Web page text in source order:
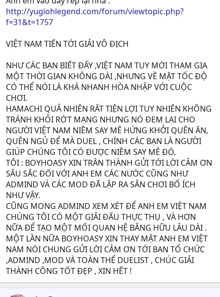
begening i never see this
[15:49:06] << you are chiken
[15:49:08] << ><
[15:49:18] >> play
[15:49:49] << i dont think so
[15:50:14] << because i very strong
[15:50:36] >> yepp to hav epot of greed alway son first
draw that is so strange
[15:51:27] >> boyhoasay u r funny
[15:51:34] << mabe
[15:51:38] << maybe
[15:51:44] >> cos u have always the same card on
begebing
[15:51:49] >> or u use a program to cheat
[15:52:05] << let duel
[15:52:11] >> ok
[15:52:13] << ><
[15:52:17] << chiken
[15:52:22] << chicken
[15:52:22] >> i play whit alot of player
[15:52:31] >> i never that thy draw the same card on
begening
[15:52:39] >> i will foloow u my eyes on uu bellive me
[15:52:46] >> and we will duel th e3 game
[15:52:52] << lets duel
[15:52:58] << qiuck
[15:56:57] >> opihahahahhahhaaa
http://yugiohlegend.com/forum/viewtopic.php?
f=31&t=1757
VIỆT NAM TIẾN TỚI GIẢI VÔ ĐỊCH
NHƯ CÁC BẠN BIẾT ĐẤY ,VIỆT NAM TUY MỚI THAM GIA
MỘT THỜI GIAN KHÔNG DÀI ,NHƯNG VỀ MẶT TỐC ĐỘ
CÓ THỂ NÓI LÀ KHÁ NHANH HÒA NHẬP VỚI CUỘC
CHƠI.
HAMACHI QUẢ NHIÊN RẤT TIỆN LỢI TUY NHIÊN KHÔNG
TRÁNH KHỎI RỚT MẠNG NHƯNG NÓ ĐEM LẠI CHO
NGƯỜI VIỆT NAM NIỀM SAY MÊ HỨNG KHỞI QUÊN ĂN,
QUÊN NGỦ ĐỂ MÀ DUEL , CHÍNH CÁC BẠN LÀ NGƯỜI
GIÚP CHÚNG TÔI CÓ ĐƯỢC NIỀM SAY MÊ ĐÓ,
TÔI : BOYHOASY XIN TRÂN THÀNH GỬI TỚI LỜI CẢM ƠN
SÂU SẮC ĐỐI VỚI ANH EM CÁC NƯỚC CŨNG NHƯ
ADMIND VÀ CÁC MOD ĐÃ LẬP RA SÂN CHƠI BỔ ÍCH
NHƯ VẬY.
CŨNG MONG ADMIND XEM XÉT ĐỂ ANH EM VIỆT NAM
CHÚNG TÔI CÓ MỘT GIẢI ĐẤU THỰC THỤ , VÀ HƠN
NỮA ĐỂ TẠO MỘT MỐI QUAN HỆ BẰNG HỮU LÂU DÀI .
MỘT LẦN NỮA BOYHOASY XIN THAY MẶT ANH EM VIỆT
NAM NÓI CHUNG GỬI LỜI CẢM ƠN TỚI BAN TỔ CHỨC
,ADMIND ,MOD VÀ TOÀN THỂ DUELIST , CHÚC GIẢI
THÀNH CÔNG TỐT ĐẸP , XIN HẾT !